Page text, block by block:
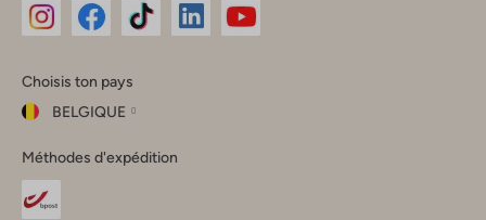
Instagram
Facebook
TikTok
Choisis ton pays
BELGIQUE
ton
pays
Fermer
Méthodes d'expédition